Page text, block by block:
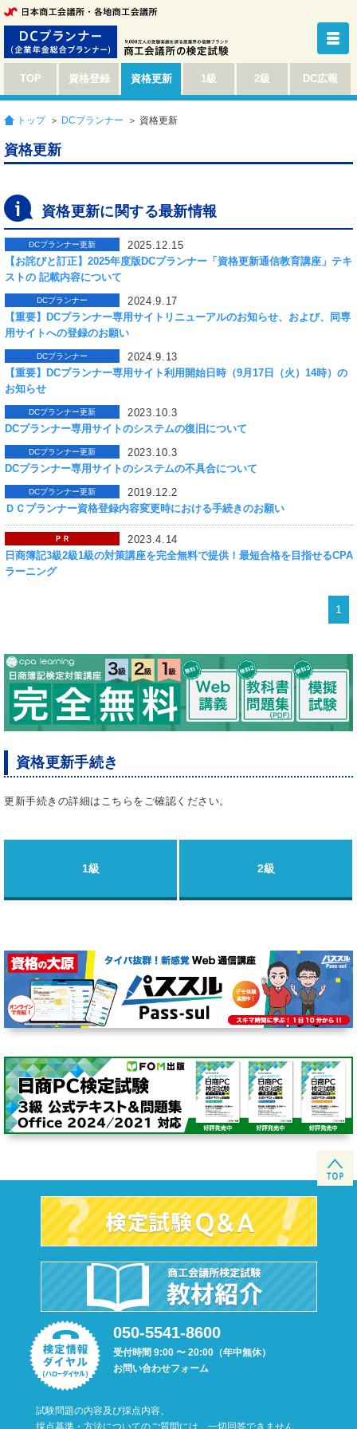
TOP 資格登録 資格更新 1級 2級 DC広報
トップ ＞ DCプランナー ＞ 資格更新
資格更新
資格更新に関する最新情報
DCプランナー更新
2025.12.15
【お詫びと訂正】2025年度版DCプランナー「資格更新通信教育講座」テキ
ストの 記載内容について
DCプランナー
2024.9.17
【重要】DCプランナー専用サイトリニューアルのお知らせ、および、同専
用サイトへの登録のお願い
DCプランナー
2024.9.13
【重要】DCプランナー専用サイト利用開始日時（9月17日（火）14時）の
お知らせ
DCプランナー更新
2023.10.3
DCプランナー専用サイトのシステムの復旧について
DCプランナー更新
2023.10.3
DCプランナー専用サイトのシステムの不具合について
DCプランナー更新
2019.12.2
ＤＣプランナー資格登録内容変更時における手続きのお願い
ＰＲ
2023.4.14
日商簿記3級2級1級の対策講座を完全無料で提供！最短合格を目指せるCPA
ラーニング
1
資格更新手続き
更新手続きの詳細はこちらをご確認ください。
1級 2級
050-5541-8600
受付時間 9:00 〜 20:00（年中無休）
お問い合わせフォーム
試験問題の内容及び採点内容、
採点基準・方法についてのご質問には、一切回答できません。